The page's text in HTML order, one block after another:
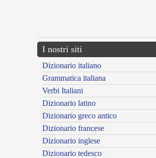
I nostri siti
Dizionario italiano
Grammatica italiana
Verbi Italiani
Dizionario latino
Dizionario greco antico
Dizionario francese
Dizionario inglese
Dizionario tedesco